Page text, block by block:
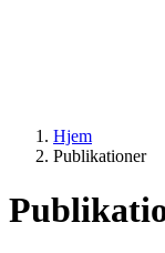
Hjem
Publikationer